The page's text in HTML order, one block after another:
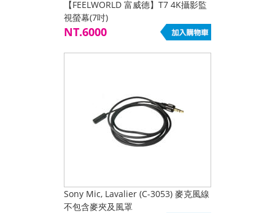
【FEELWORLD 富威德】T7 4K攝影監
視螢幕(7吋)
NT.6000
Sony Mic, Lavalier (C-3053) 麥克風線
不包含麥夾及風罩